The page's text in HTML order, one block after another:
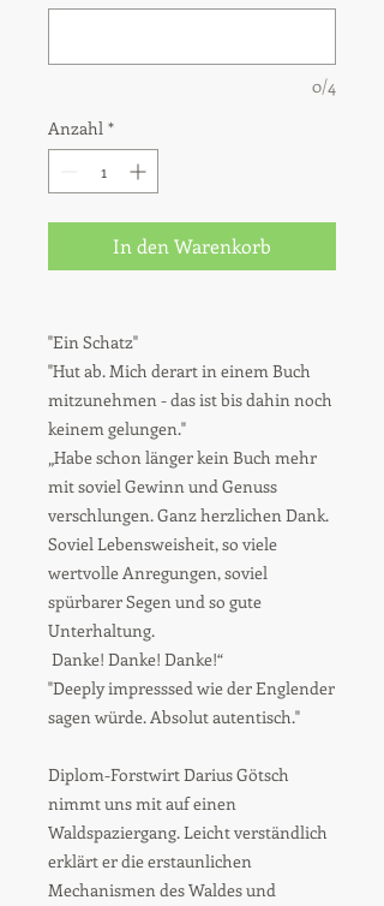
0/4
Anzahl *
In den Warenkorb
"Ein Schatz"
"Hut ab. Mich derart in einem Buch
mitzunehmen - das ist bis dahin noch
keinem gelungen."
„Habe schon länger kein Buch mehr
mit soviel Gewinn und Genuss
verschlungen. Ganz herzlichen Dank.
Soviel Lebensweisheit, so viele
wertvolle Anregungen, soviel
spürbarer Segen und so gute
Unterhaltung.
Danke! Danke! Danke!“
"Deeply impresssed wie der Englender
sagen würde. Absolut autentisch."
Diplom-Forstwirt Darius Götsch
nimmt uns mit auf einen
Waldspaziergang. Leicht verständlich
erklärt er die erstaunlichen
Mechanismen des Waldes und